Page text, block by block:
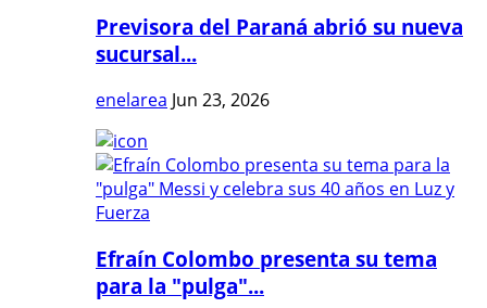
Previsora del Paraná abrió su nueva
sucursal...
enelarea Jun 23, 2026
Efraín Colombo presenta su tema
para la "pulga"...